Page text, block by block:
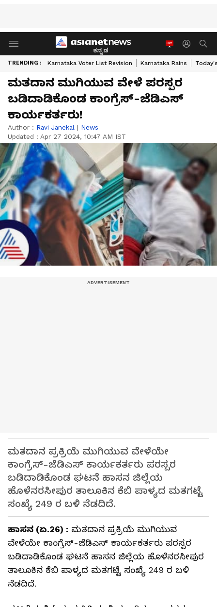
ಕನ್ನಡ
TRENDING : Karnataka Voter List Revision Karnataka Rains
ಮತದಾನ ಮುಗಿಯುವ ವೇಳೆ ಪರಸ್ಪರ
ಬಡಿದಾಡಿಕೊಂಡ ಕಾಂಗ್ರೆಸ್-ಜೆಡಿಎಸ್
ಕಾರ್ಯಕರ್ತರು!
Author : Ravi Janekal | News
Updated : Apr 27 2024, 10:47 AM IST
ಮತದಾನ ಪ್ರಕ್ರಿಯೆ ಮುಗಿಯುವ ವೇಳೆಯೇ
ಕಾಂಗ್ರೆಸ್-ಜೆಡಿಎಸ್ ಕಾರ್ಯಕರ್ತರು ಪರಸ್ಪರ
ಬಡಿದಾಡಿಕೊಂಡ ಘಟನೆ ಹಾಸನ ಜಿಲ್ಲೆಯ
ಹೊಳೆನರಸೀಪುರ ತಾಲೂಕಿನ ಕೆಬಿ ಪಾಳ್ಯದ ಮತಗಟ್ಟೆ
ಸಂಖ್ಯೆ 249 ರ ಬಳಿ ನೆಡದಿದೆ.
ಹಾಸನ (ಏ.26) : ಮತದಾನ ಪ್ರಕ್ರಿಯೆ ಮುಗಿಯುವ
ವೇಳೆಯೇ ಕಾಂಗ್ರೆಸ್-ಜೆಡಿಎಸ್ ಕಾರ್ಯಕರ್ತರು ಪರಸ್ಪರ
ಬಡಿದಾಡಿಕೊಂಡ ಘಟನೆ ಹಾಸನ ಜಿಲ್ಲೆಯ ಹೊಳೆನರಸೀಪುರ
ತಾಲೂಕಿನ ಕೆಬಿ ಪಾಳ್ಯದ ಮತಗಟ್ಟೆ ಸಂಖ್ಯೆ 249 ರ ಬಳಿ
ನೆಡದಿದೆ.